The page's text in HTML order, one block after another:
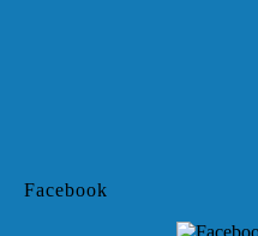
Facebook